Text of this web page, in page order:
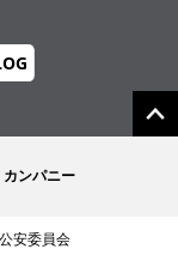
カンパニー
安委員会